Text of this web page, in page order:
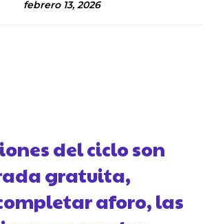
febrero 13, 2026
del ciclo son
gratuita,
aforo, las